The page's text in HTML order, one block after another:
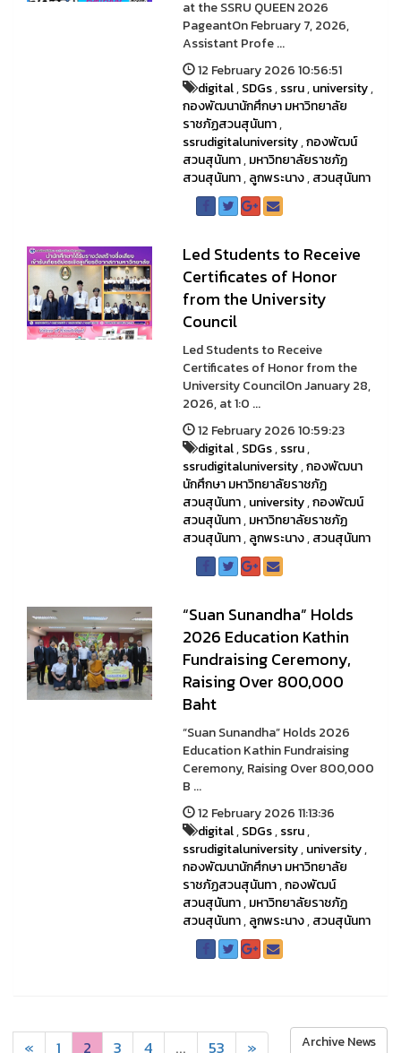
at the SSRU QUEEN 2026
PageantOn February 7, 2026,
Assistant Profe ...
12 February 2026 10:56:51
digital,SDGs,ssru,university,
กองพัฒนานักศึกษา มหาวิทยาลัย
ราชภัฏสวนสุนันทา,
ssrudigitaluniversity,กองพัฒน์
สวนสุนันทา,มหาวิทยาลัยราชภัฏ
สวนสุนันทา,ลูกพระนาง,สวนสุนันทา
Led Students to Receive
Certificates of Honor
from the University
Council
Led Students to Receive
Certificates of Honor from the
University CouncilOn January 28,
2026, at 1:0 ...
12 February 2026 10:59:23
digital,SDGs,ssru,
ssrudigitaluniversity,กองพัฒนา
นักศึกษา มหาวิทยาลัยราชภัฏ
สวนสุนันทา,university,กองพัฒน์
สวนสุนันทา,มหาวิทยาลัยราชภัฏ
สวนสุนันทา,ลูกพระนาง,สวนสุนันทา
“Suan Sunandha” Holds
2026 Education Kathin
Fundraising Ceremony,
Raising Over 800,000
Baht
“Suan Sunandha” Holds 2026
Education Kathin Fundraising
Ceremony, Raising Over 800,000
B ...
12 February 2026 11:13:36
digital,SDGs,ssru,
ssrudigitaluniversity,university,
กองพัฒนานักศึกษา มหาวิทยาลัย
ราชภัฏสวนสุนันทา,กองพัฒน์
สวนสุนันทา,มหาวิทยาลัยราชภัฏ
สวนสุนันทา,ลูกพระนาง,สวนสุนันทา
« 1 2 3 4 ... 53 » Archive News